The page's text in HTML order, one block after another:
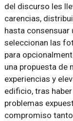
del discurso les
carencias,
hasta consensuar
seleccionan las
para
una propuesta de
experiencias y
edificio, tras
problemas
compromiso